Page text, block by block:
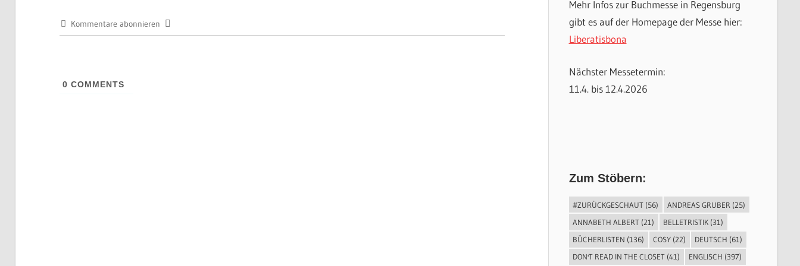
Kommentare abonnieren
0 COMMENTS
Mehr Infos zur Buchmesse in Regensburg
gibt es auf der Homepage der Messe hier:
Liberatisbona
Nächster Messetermin:
11.4. bis 12.4.2026
Zum Stöbern:
#ZURÜCKGESCHAUT (56) ANDREAS GRUBER (25)
ANNABETH ALBERT (21) BELLETRISTIK (31)
BÜCHERLISTEN (136) COSY (22) DEUTSCH (61)
DON'T READ IN THE CLOSET (41) ENGLISCH (397)